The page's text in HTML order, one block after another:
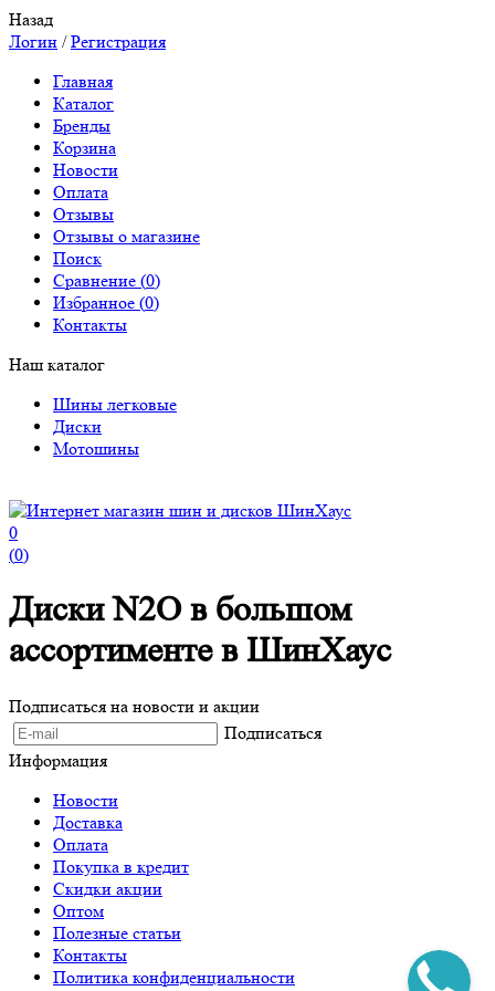
Назад
Логин /Регистрация
Главная
Каталог
Бренды
Корзина
Новости
Оплата
Отзывы
Отзывы о магазине
Поиск
Сравнение (0)
Избранное (0)
Контакты
Наш каталог
Шины легковые
Диски
Мотошины
0
(0)
Диски N2O в большом
ассортименте в ШинХаус
Подписаться на новости и акции
Подписаться
Информация
Новости
Доставка
Оплата
Покупка в кредит
Скидки акции
Оптом
Полезные статьи
Контакты
Политика конфиденциальности